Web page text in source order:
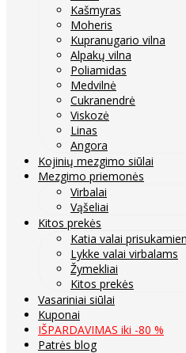
Kašmyras
Moheris
Kupranugario vilna
Alpakų vilna
Poliamidas
Medvilnė
Cukranendrė
Viskozė
Linas
Angora
Kojinių mezgimo siūlai
Mezgimo priemonės
Virbalai
Vąšeliai
Kitos prekės
Katia valai
Lykke valai virbalams
Žymekliai
Kitos prekės
Vasariniai siūlai
Kuponai
IŠPARDAVIMAS iki -80 %
Patrės blog